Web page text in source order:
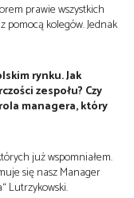
prawie wszystkich
pomocą kolegów. Jednak
rynku. Jak
zespołu? Czy
managera, który
już wspomniałem.
się nasz Manager
Lutrzykowski.